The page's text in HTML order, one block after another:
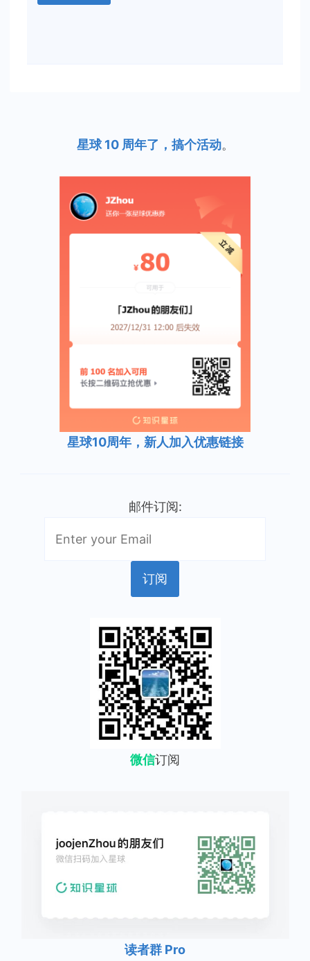
星球 10 周年了，搞个活动。
星球10周年，新人加入优惠链接
邮件订阅:
微信订阅
读者群 Pro